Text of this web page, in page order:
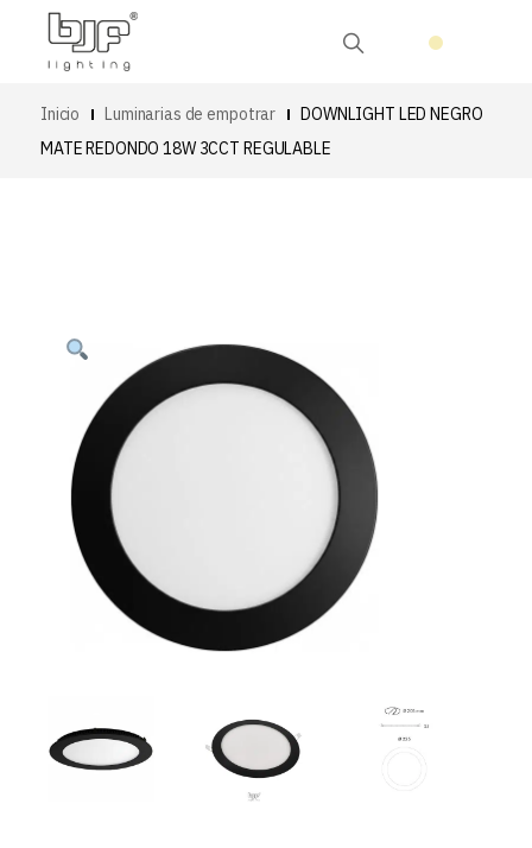
Inicio Luminarias de empotrar
DOWNLIGHT LED NEGRO
MATE REDONDO 18W 3CCT REGULABLE